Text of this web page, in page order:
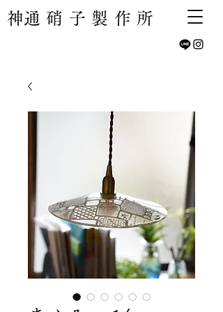
​神通硝子製作所